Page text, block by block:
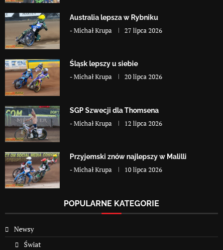
Australia lepsza w Rybniku
-Michał Krupa 27 lipca 2026
Śląsk lepszy u siebie
-Michał Krupa 20 lipca 2026
SGP Szwecji dla Thomsena
-Michał Krupa 12 lipca 2026
Przyjemski znów najlepszy w Malilli
-Michał Krupa 10 lipca 2026
POPULARNE KATEGORIE
Newsy
Świat